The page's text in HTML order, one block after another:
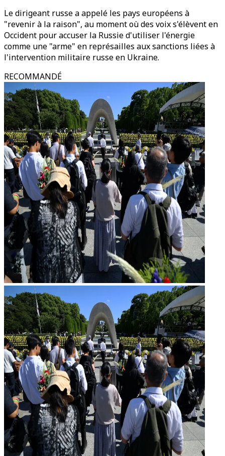
Le dirigeant russe a appelé les pays européens à
"revenir à la raison", au moment où des voix s'élèvent en
Occident pour accuser la Russie d'utiliser l'énergie
comme une "arme" en représailles aux sanctions liées à
l'intervention militaire russe en Ukraine.
RECOMMANDÉ